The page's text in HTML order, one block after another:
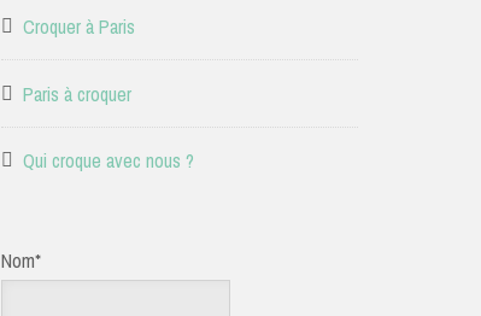
Croquer à Paris
Paris à croquer
Qui croque avec nous ?
Nom*